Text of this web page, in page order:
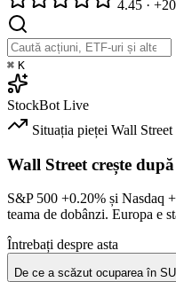
4.45 ·
⌘ K
StockBot Live
Situația pieței Wall Street
Wall Street crește
S&P 500 +0.20% și Nasdaq
teama de dobânzi. Europa e
Întrebați despre asta
De ce a scăzut ocuparea în